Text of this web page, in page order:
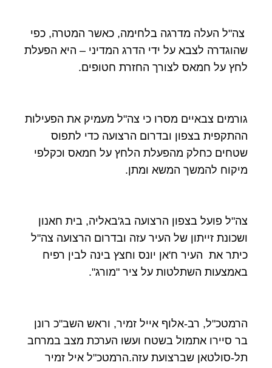
צה"ל העלה מדרגה בלחימה, כאשר המטרה, כפי
שהוגדרה לצבא על ידי הדרג המדיני – היא הפעלת
לחץ על חמאס לצורך החזרת חטופים.
גורמים צבאיים מסרו כי צה"ל מעמיק את הפעילות
ההתקפית בצפון ובדרום הרצועה כדי לתפוס
שטחים כחלק מהפעלת הלחץ על חמאס וכקלפי
מיקוח להמשך המשא ומתן.
צה"ל פועל בצפון הרצועה בג'באליה, בית חאנון
ושכונת זייתון של העיר עזה ובדרום הרצועה צה"ל
כיתר את העיר ח'אן יונס וחצץ בינה לבין רפיח
באמצעות השתלטות על ציר "מורג".
הרמטכ"ל, רב-אלוף אייל זמיר, וראש השב"כ רונן
בר סיירו אתמול בשטח ועשו הערכת מצב במרחב
תל-סולטאן שברצועת עזה.הרמטכ"ל איל זמיר